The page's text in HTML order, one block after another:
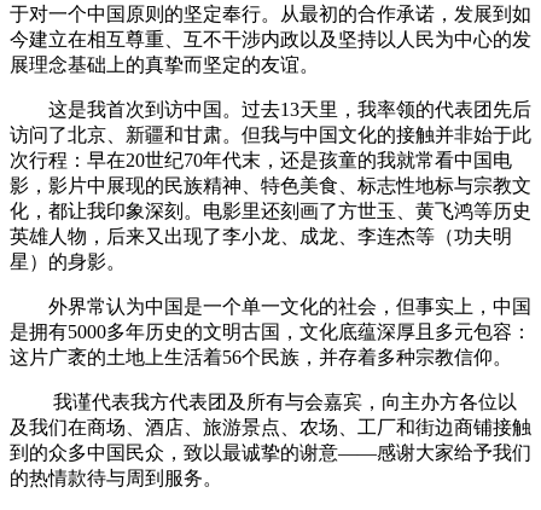
于对一个中国原则的坚定奉行。从最初的合作承诺，发展到如
今建立在相互尊重、互不干涉内政以及坚持以人民为中心的发
展理念基础上的真挚而坚定的友谊。
这是我首次到访中国。过去13天里，我率领的代表团先后
访问了北京、新疆和甘肃。但我与中国文化的接触并非始于此
次行程：早在20世纪70年代末，还是孩童的我就常看中国电
影，影片中展现的民族精神、特色美食、标志性地标与宗教文
化，都让我印象深刻。电影里还刻画了方世玉、黄飞鸿等历史
英雄人物，后来又出现了李小龙、成龙、李连杰等（功夫明
星）的身影。
外界常认为中国是一个单一文化的社会，但事实上，中国
是拥有5000多年历史的文明古国，文化底蕴深厚且多元包容：
这片广袤的土地上生活着56个民族，并存着多种宗教信仰。
我谨代表我方代表团及所有与会嘉宾，向主办方各位以
及我们在商场、酒店、旅游景点、农场、工厂和街边商铺接触
到的众多中国民众，致以最诚挚的谢意——感谢大家给予我们
的热情款待与周到服务。